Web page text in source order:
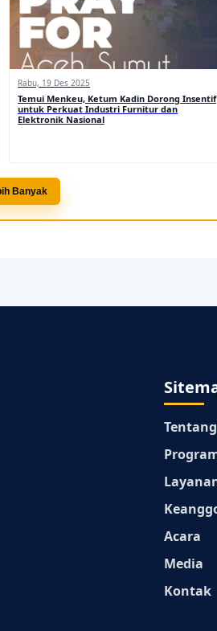
Rabu, 19 Des 2025
Temui Menkeu, Ketum Kadin Dorong Insentif
untuk Perkuat Industri Furnitur dan
Elektronik Nasional
Banyak
Acara
Media
Kontak